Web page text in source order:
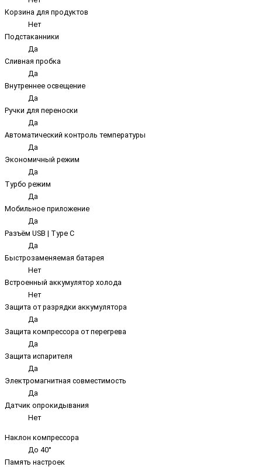
Корзина для продуктов
Нет
Подстаканники
Да
Сливная пробка
Да
Внутреннее освещение
Да
Ручки для переноски
Да
Автоматический контроль температуры
Да
Экономичный режим
Да
Турбо режим
Да
Мобильное приложение
Да
Разъём USB | Type C
Да
Быстрозаменяемая батарея
Нет
Встроенный аккумулятор холода
Нет
Защита от разрядки аккумулятора
Да
Защита компрессора от перегрева
Да
Защита испарителя
Да
Электромагнитная совместимость
Да
Датчик опрокидывания
Нет
Наклон компрессора
До 40°
Память настроек